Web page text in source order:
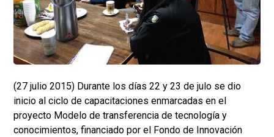
(27 julio 2015) Durante los días 22 y 23 de julo se dio
inicio al ciclo de capacitaciones enmarcadas en el
proyecto Modelo de transferencia de tecnología y
conocimientos, financiado por el Fondo de Innovación